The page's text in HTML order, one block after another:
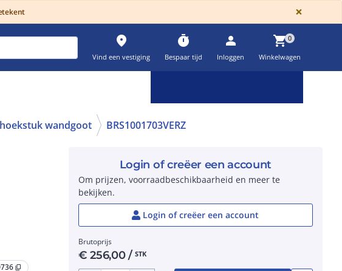
×
place
Vind een vestiging
timer
Bespaar tijd
person
Inloggen
shopping_cart0
Winkelwagen
wandgoot BRS1001703VERZ
content_copy
Login of creëer een account
Om prijzen, voorraadbeschikbaarheid en meer te
bekijken.
Login of creëer een account
Brutoprijs
€256,00/ STK